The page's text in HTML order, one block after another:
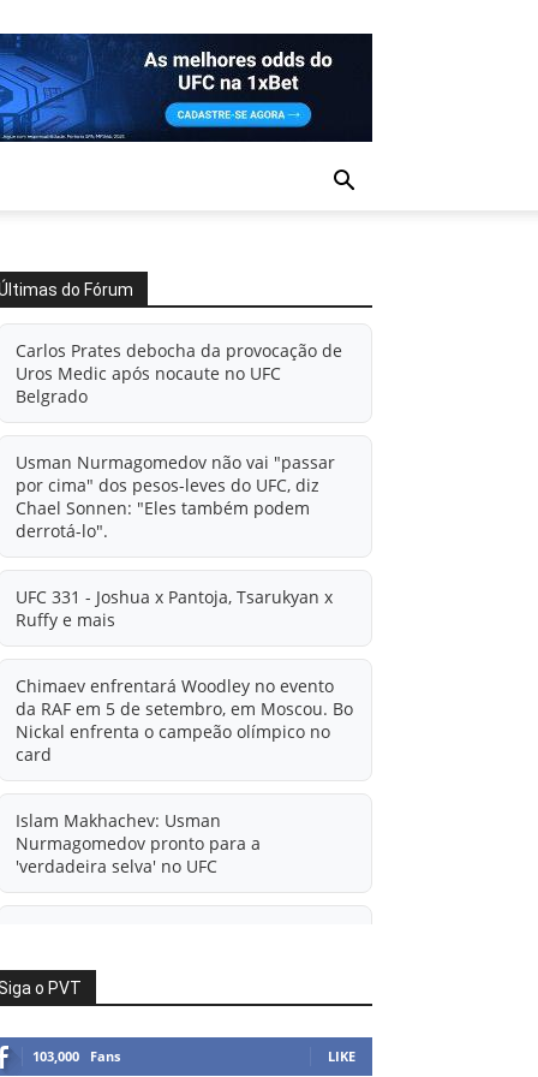
do Fórum
Carlos Prates debocha da provocação de
Uros Medic após nocaute no UFC
Belgrado
Usman Nurmagomedov não vai "passar
por cima" dos pesos-leves do UFC, diz
Chael Sonnen: "Eles também podem
derrotá-lo".
UFC 331 - Joshua x Pantoja, Tsarukyan x
Ruffy e mais
Chimaev enfrentará Woodley no evento
da RAF em 5 de setembro, em Moscou. Bo
Nickal enfrenta o campeão olímpico no
card
Islam Makhachev: Usman
Nurmagomedov pronto para a
'verdadeira selva' no UFC
informações sobre possível mudança
para o UFC após novas negociações.
Islam Makhachev: Há concorrentes
o PVT
103,000 Fans LIKE